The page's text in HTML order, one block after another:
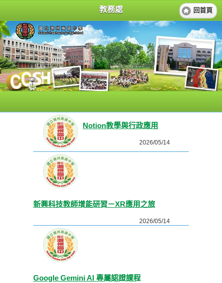
教務處 回首頁
Notion教學與行政應用
2026/05/14
新興科技教師增能研習－XR應用之旅
2026/05/14
Google Gemini AI 專屬認證課程